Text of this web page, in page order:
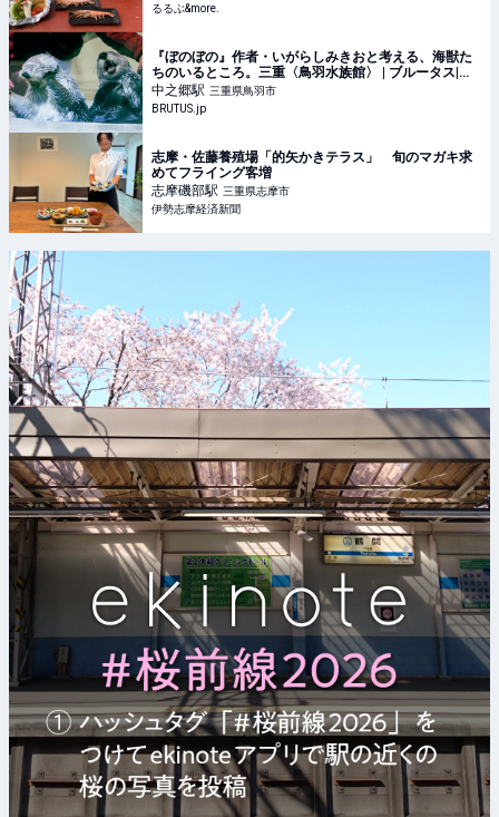
るるぶ&more.
『ぼのぼの』作者・いがらしみきおと考える、海獣た
ちのいるところ。三重〈鳥羽水族館〉 | ブルータス|
BRUTUS.jp
中之郷駅 三重県鳥羽市
BRUTUS.jp
志摩・佐藤養殖場「的矢かきテラス」 旬のマガキ求
めてフライング客増
志摩磯部駅 三重県志摩市
伊勢志摩経済新聞